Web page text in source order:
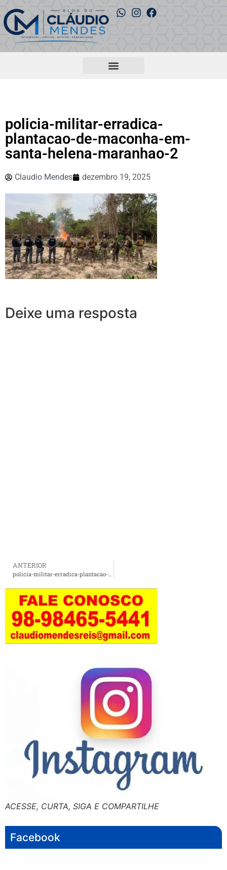
policia-militar-erradica-
plantacao-de-maconha-em-
santa-helena-maranhao-2
Claudio Mendes dezembro 19, 2025
Deixe uma resposta
ANTERIOR
ACESSE, CURTA, SIGA E COMPARTILHE
Facebook